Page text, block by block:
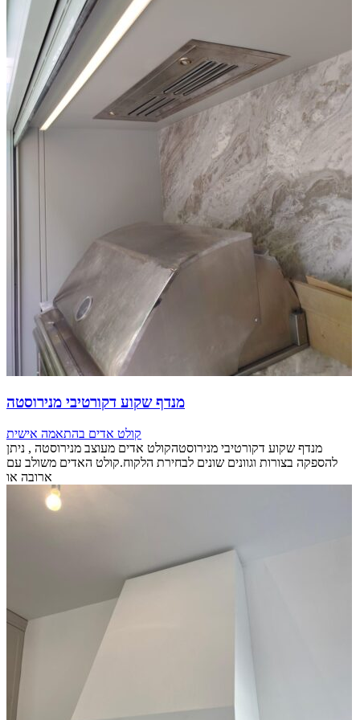
מנדף שקוע דקורטיבי מנירוסטה
קולט אדים בהתאמה אישית
מנדף שקוע דקורטיבי מנירוסטהקולט אדים מעוצב מנירוסטה , ניתן
להספקה בצורות וגוונים שונים לבחירת הלקוח.קולט האדים משולב עם
ארובה או